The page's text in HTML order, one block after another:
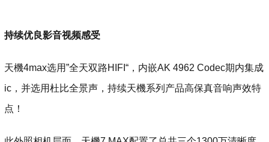
持续优良影音视频感受
天機4max选用”全天双路HIFI“，内嵌AK 4962 Codec期内集成
ic，并选用杜比全景声，持续天機系列产品高保真音响声效特
点！